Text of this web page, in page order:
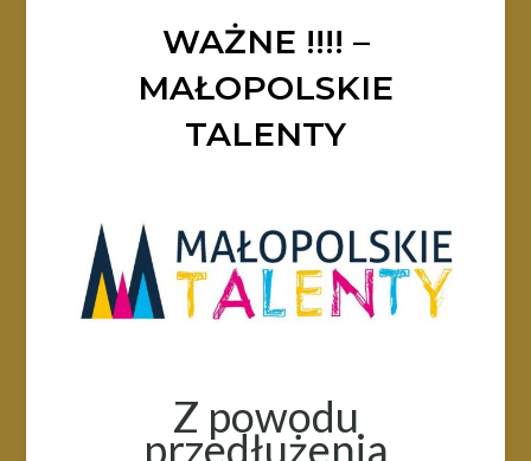
WAŻNE !!!! –
MAŁOPOLSKIE
TALENTY
Z powodu
przedłużenia